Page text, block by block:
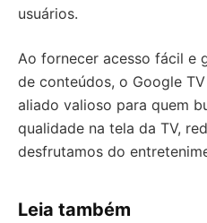
usuários.
Ao fornecer acesso fácil e
de conteúdos, o Google
aliado valioso para quem
qualidade na tela da TV,
desfrutamos do
Leia também